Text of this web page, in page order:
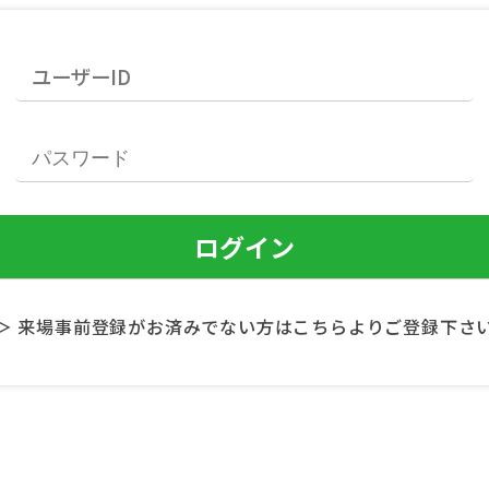
来場事前登録がお済みでない方はこちらよりご登録下さ